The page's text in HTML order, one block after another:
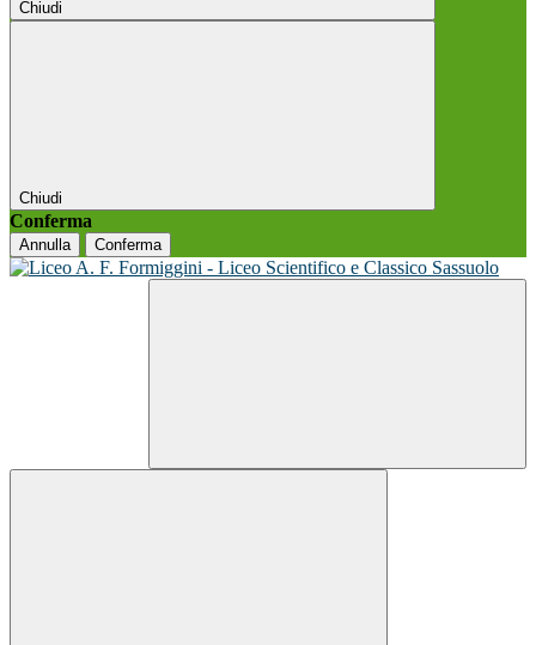
Chiudi
Chiudi
Conferma
Annulla Conferma